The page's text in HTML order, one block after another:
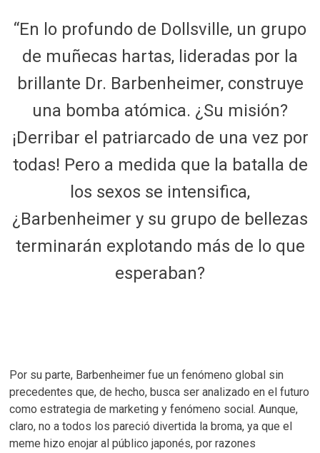
“En lo profundo de Dollsville, un grupo
de muñecas hartas, lideradas por la
brillante Dr. Barbenheimer, construye
una bomba atómica. ¿Su misión?
¡Derribar el patriarcado de una vez por
todas! Pero a medida que la batalla de
los sexos se intensifica,
¿Barbenheimer y su grupo de bellezas
terminarán explotando más de lo que
esperaban?
Por su parte, Barbenheimer fue un fenómeno global sin
precedentes que, de hecho, busca ser analizado en el futuro
como estrategia de marketing y fenómeno social. Aunque,
claro, no a todos los pareció divertida la broma, ya que el
meme hizo enojar al público japonés, por razones